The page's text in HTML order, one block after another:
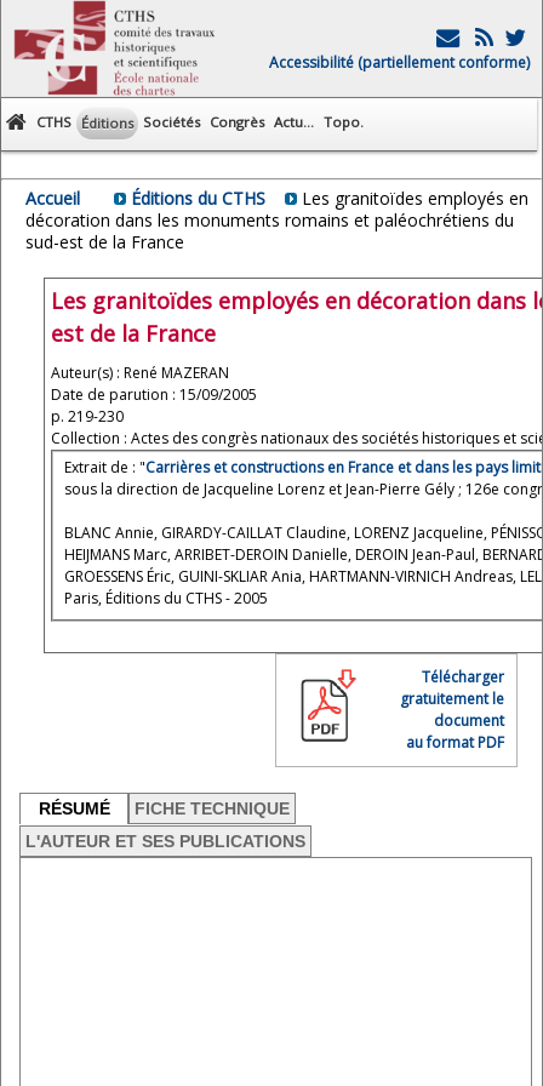
Accessibilité (partiellement conforme)
CTHS Éditions Sociétés Congrès Actu... Topo.
Accueil Éditions du CTHS
Les granitoïdes employés en
décoration dans les monuments romains et paléochrétiens du
sud-est de la France
Les granitoïdes employés en décoration
est de la France
Auteur(s) : René MAZERAN
Date de parution : 15/09/2005
p. 219-230
Collection : Actes des congrès nationaux des sociétés historiques et
Extrait de : "Carrières et constructions en France et dans les pays
sous la direction de Jacqueline Lorenz et Jean-Pierre Gély ; 126e
BLANC Annie, GIRARDY-CAILLAT Claudine, LORENZ Jacqueline,
HEIJMANS Marc, ARRIBET-DEROIN Danielle, DEROIN Jean-Paul,
GROESSENS Éric, GUINI-SKLIAR Ania, HARTMANN-VIRNICH Andreas,
Paris, Éditions du CTHS - 2005
Télécharger
gratuitement le
document
au format PDF
RÉSUMÉ
FICHE TECHNIQUE
L'AUTEUR ET SES PUBLICATIONS